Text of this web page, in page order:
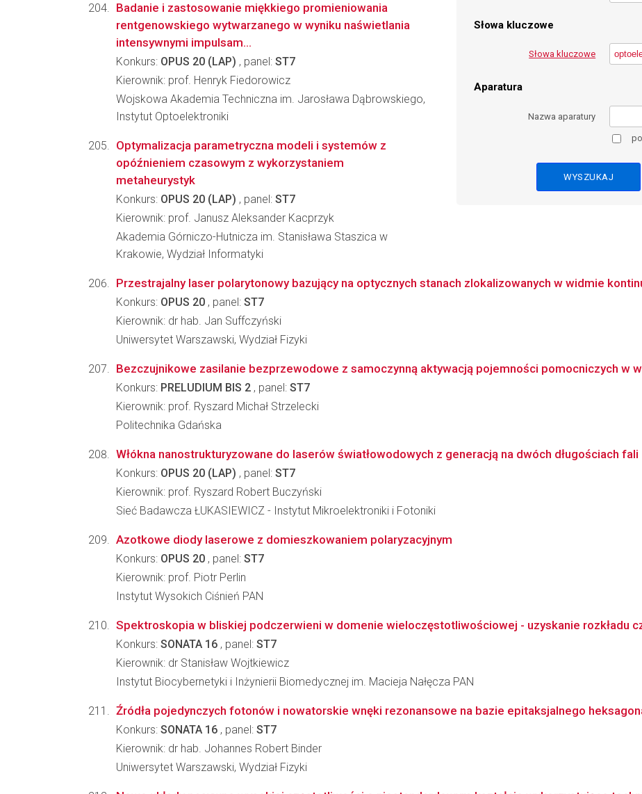
Słowa kluczowe
Słowa kluczowe
Aparatura
Nazwa aparatury
Badanie i zastosowanie miękkiego promieniowania
rentgenowskiego wytwarzanego w wyniku naświetlania
intensywnymi impulsam...
Konkurs: OPUS 20 (LAP) , panel: ST7
Kierownik: prof. Henryk Fiedorowicz
Wojskowa Akademia Techniczna im. Jarosława Dąbrowskiego,
Instytut Optoelektroniki
Optymalizacja parametryczna modeli i systemów z
opóźnieniem czasowym z wykorzystaniem
metaheurystyk
Konkurs: OPUS 20 (LAP) , panel: ST7
Kierownik: prof. Janusz Aleksander Kacprzyk
Akademia Górniczo-Hutnicza im. Stanisława Staszica w
Krakowie, Wydział Informatyki
Przestrajalny laser polarytonowy bazujący na optycznych stanach zlokalizowanych w widmie
Konkurs: OPUS 20 , panel: ST7
Kierownik: dr hab. Jan Suffczyński
Uniwersytet Warszawski, Wydział Fizyki
Bezczujnikowe zasilanie bezprzewodowe z samoczynną aktywacją pojemności pomocniczych w
Konkurs: PRELUDIUM BIS 2 , panel: ST7
Kierownik: prof. Ryszard Michał Strzelecki
Politechnika Gdańska
Włókna nanostrukturyzowane do laserów światłowodowych z generacją na dwóch długościach fali
Konkurs: OPUS 20 (LAP) , panel: ST7
Kierownik: prof. Ryszard Robert Buczyński
Sieć Badawcza ŁUKASIEWICZ - Instytut Mikroelektroniki i Fotoniki
Azotkowe diody laserowe z domieszkowaniem polaryzacyjnym
Konkurs: OPUS 20 , panel: ST7
Kierownik: prof. Piotr Perlin
Instytut Wysokich Ciśnień PAN
Spektroskopia w bliskiej podczerwieni w domenie wieloczęstotliwościowej - uzyskanie rozkładu
Konkurs: SONATA 16 , panel: ST7
Kierownik: dr Stanisław Wojtkiewicz
Instytut Biocybernetyki i Inżynierii Biomedycznej im. Macieja Nałęcza PAN
Źródła pojedynczych fotonów i nowatorskie wnęki rezonansowe na bazie epitaksjalnego
Konkurs: SONATA 16 , panel: ST7
Kierownik: dr hab. Johannes Robert Binder
Uniwersytet Warszawski, Wydział Fizyki